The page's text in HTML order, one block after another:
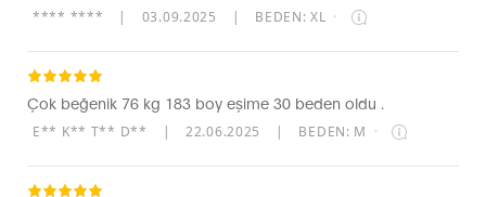
**** **** | 03.09.2025 | BEDEN: XL ·
Çok beğenik 76 kg 183 boy eşime 30 beden oldu .
E** K** T** D** | 22.06.2025 | BEDEN: M ·